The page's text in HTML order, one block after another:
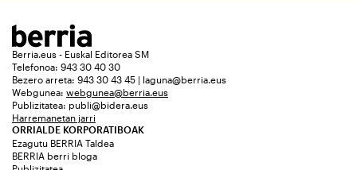
Berria.eus - Euskal Editorea SM
Telefonoa: 943 30 40 30
Bezero arreta: 943 30 43 45 | laguna@berria.eus
Webgunea: webgunea@berria.eus
Publizitatea: publi@bidera.eus
Harremanetan jarri
ORRIALDE KORPORATIBOAK
Ezagutu BERRIA Taldea
BERRIA berri bloga